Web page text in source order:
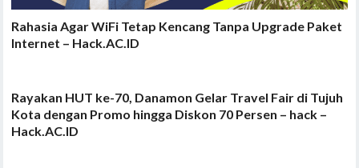
Rahasia Agar WiFi Tetap Kencang Tanpa Upgrade Paket
Internet – Hack.AC.ID
Rayakan HUT ke-70, Danamon Gelar Travel Fair di Tujuh
Kota dengan Promo hingga Diskon 70 Persen – hack –
Hack.AC.ID